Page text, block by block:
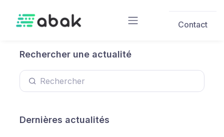
Contact
Rechercher une actualité
Dernières actualités